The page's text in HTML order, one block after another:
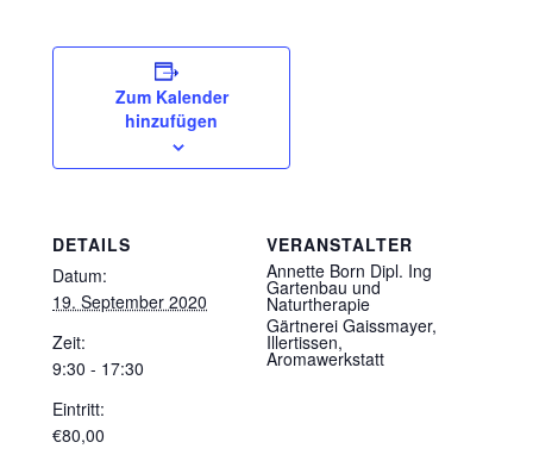
Zum Kalender
hinzufügen
DETAILS
Datum:
19. September 2020
Zeit:
9:30 - 17:30
Eintritt:
€80,00
VERANSTALTER
Annette Born Dipl. Ing
Gartenbau und
Naturtherapie
Gärtnerei Gaissmayer,
Illertissen,
Aromawerkstatt